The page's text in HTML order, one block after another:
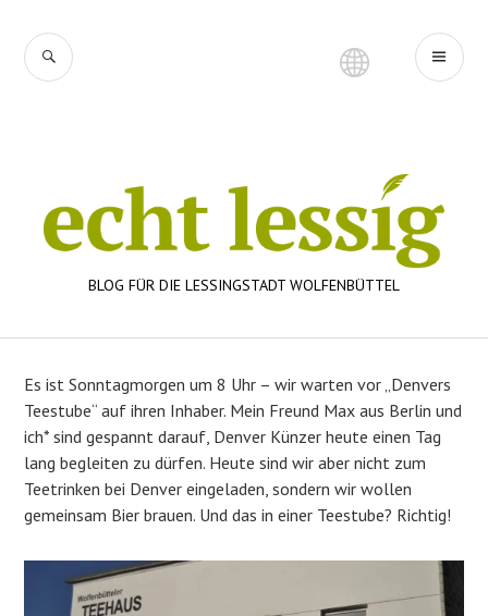
Inhalt
springen
BLOG FÜR DIE LESSINGSTADT WOLFENBÜTTEL
SUCHE
Es ist Sonntagmorgen um 8 Uhr – wir warten vor „Denvers
Teestube“ auf ihren Inhaber. Mein Freund Max aus Berlin und
ich* sind gespannt darauf, Denver Künzer heute einen Tag
lang begleiten zu dürfen. Heute sind wir aber nicht zum
Teetrinken bei Denver eingeladen, sondern wir wollen
gemeinsam Bier brauen. Und das in einer Teestube? Richtig!